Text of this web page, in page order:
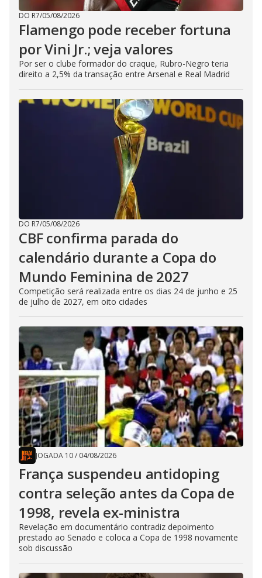
DO R7/05/08/2026
Flamengo pode receber fortuna
por Vini Jr.; veja valores
Por ser o clube formador do craque, Rubro-Negro teria
direito a 2,5% da transação entre Arsenal e Real Madrid
DO R7/05/08/2026
CBF confirma parada do
calendário durante a Copa do
Mundo Feminina de 2027
Competição será realizada entre os dias 24 de junho e 25
de julho de 2027, em oito cidades
JOGADA 10/ 04/08/2026
França suspendeu antidoping
contra seleção antes da Copa de
1998, revela ex-ministra
Revelação em documentário contradiz depoimento
prestado ao Senado e coloca a Copa de 1998 novamente
sob discussão